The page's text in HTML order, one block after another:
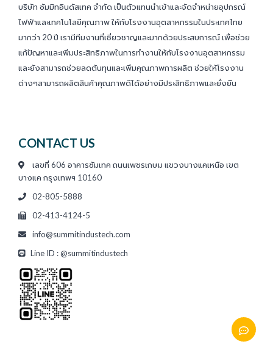
บริษัท ซัมมิทอินดัสเทค จำกัด เป็นตัวแทนนำเข้าและจัดจำหน่ายอุปกรณ์
ไฟฟ้าและเทคโนโลยีคุณภาพ ให้กับโรงงานอุตสาหกรรมในประเทศไทย
มากว่า 20 ปี เรามีทีมงานที่เชี่ยวชาญและมากด้วยประสบการณ์ เพื่อช่วย
แก้ปัญหาและเพิ่มประสิทธิภาพในการทำงานให้กับโรงงานอุตสาหกรรม
และยังสามารถช่วยลดต้นทุนและเพิ่มคุณภาพการผลิต ช่วยให้โรงงาน
ต่างๆสามารถผลิตสินค้าคุณภาพดีได้อย่างมีประสิทธิภาพและยั่งยืน
CONTACT US
เลขที่ 606 อาคารซัมเทค ถนนเพชรเกษม แขวงบางแคเหนือ เขต
บางแค กรุงเทพฯ 10160
02-805-5888
02-413-4124-5
info@summitindustech.com
Line ID : @summitindustech